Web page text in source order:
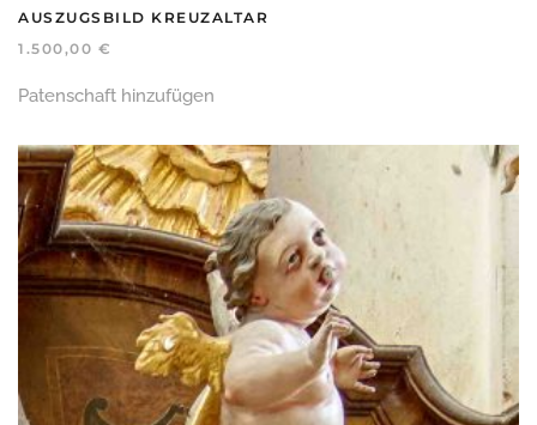
AUSZUGSBILD KREUZALTAR
1.500,00 €
Patenschaft hinzufügen